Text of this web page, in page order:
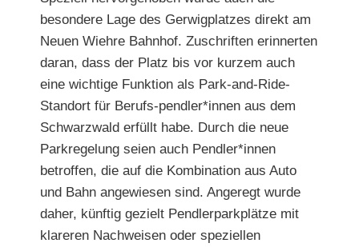
besondere Lage des Gerwigplatzes direkt am
Neuen Wiehre Bahnhof. Zuschriften erinnerten
daran, dass der Platz bis vor kurzem auch
eine wichtige Funktion als Park-and-Ride-
Standort für Berufs-pendler*innen aus dem
Schwarzwald erfüllt habe. Durch die neue
Parkregelung seien auch Pendler*innen
betroffen, die auf die Kombination aus Auto
und Bahn angewiesen sind. Angeregt wurde
daher, künftig gezielt Pendlerparkplätze mit
klareren Nachweisen oder speziellen